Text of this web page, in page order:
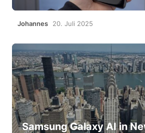
Johannes 20. Juli 2025
Samsung Galaxy AI in